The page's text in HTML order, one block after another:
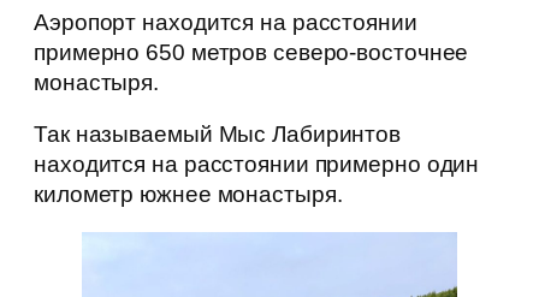
Аэропорт находится на расстоянии
примерно 650 метров северо-восточнее
монастыря.
Так называемый Мыс Лабиринтов
находится на расстоянии примерно один
километр южнее монастыря.